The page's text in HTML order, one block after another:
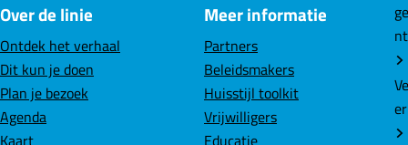
er
e
b
o
o
k
k
d
I
n
A
Over de linie
Ontdek het verhaal
Dit kun je doen
Plan je bezoek
Agenda
Meer informatie
Partners
Beleidsmakers
Huisstijl toolkit
Vrijwilligers